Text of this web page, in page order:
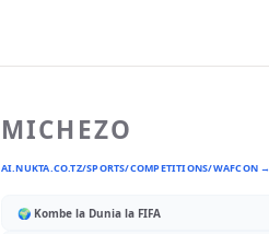
MICHEZO
AI.NUKTA.CO.TZ/SPORTS/COMPETITIONS/WAFCON →